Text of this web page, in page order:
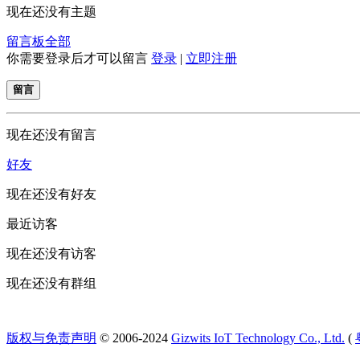
现在还没有主题
留言板全部
你需要登录后才可以留言 登录 | 立即注册
留言
现在还没有留言
好友
现在还没有好友
最近访客
现在还没有访客
现在还没有群组
版权与免责声明 © 2006-2024 Gizwits IoT Technology Co., Ltd. (